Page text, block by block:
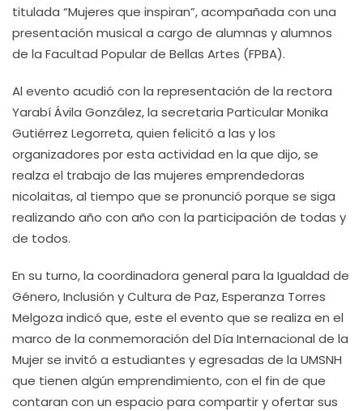
titulada “Mujeres que inspiran”, acompañada con una
presentación musical a cargo de alumnas y alumnos
de la Facultad Popular de Bellas Artes (FPBA).
Al evento acudió con la representación de la rectora
Yarabí Ávila González, la secretaria Particular Monika
Gutiérrez Legorreta, quien felicitó a las y los
organizadores por esta actividad en la que dijo, se
realza el trabajo de las mujeres emprendedoras
nicolaitas, al tiempo que se pronunció porque se siga
realizando año con año con la participación de todas y
de todos.
En su turno, la coordinadora general para la Igualdad de
Género, Inclusión y Cultura de Paz, Esperanza Torres
Melgoza indicó que, este el evento que se realiza en el
marco de la conmemoración del Día Internacional de la
Mujer se invitó a estudiantes y egresadas de la UMSNH
que tienen algún emprendimiento, con el fin de que
contaran con un espacio para compartir y ofertar sus